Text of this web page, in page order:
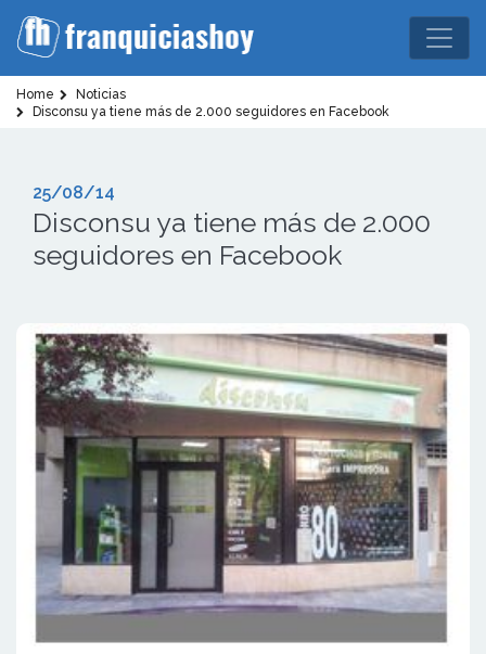
Home
Noticias
Disconsu ya tiene más de 2.000 seguidores en Facebook
25/08/14
Disconsu ya tiene más de 2.000
seguidores en Facebook